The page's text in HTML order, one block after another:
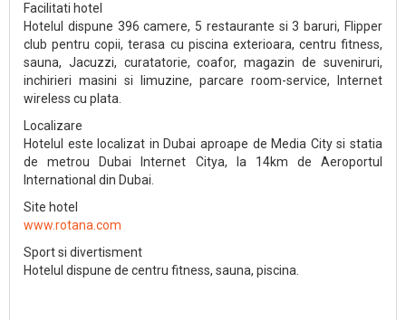
Facilitati hotel
Hotelul dispune 396 camere, 5 restaurante si 3 baruri, Flipper
club pentru copii, terasa cu piscina exterioara, centru fitness,
sauna, Jacuzzi, curatatorie, coafor, magazin de suveniruri,
inchirieri masini si limuzine, parcare room-service, Internet
wireless cu plata.
Localizare
Hotelul este localizat in Dubai aproape de Media City si statia
de metrou Dubai Internet Citya, la 14km de Aeroportul
International din Dubai.
Site hotel
www.rotana.com
Sport si divertisment
Hotelul dispune de centru fitness, sauna, piscina.